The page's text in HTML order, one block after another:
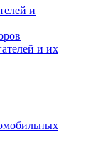
и
и их